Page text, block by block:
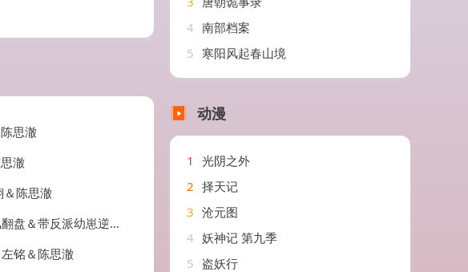
思澈
澈
＆陈思澈
后悔了（78集）杨安泽＆陈思澈
铭＆陈思澈
4 南部档案
5 寒阳风起春山境
动漫
1
光阴之外
2 择天记
3 沧元图
4 妖神记 第九季
5 盗妖行